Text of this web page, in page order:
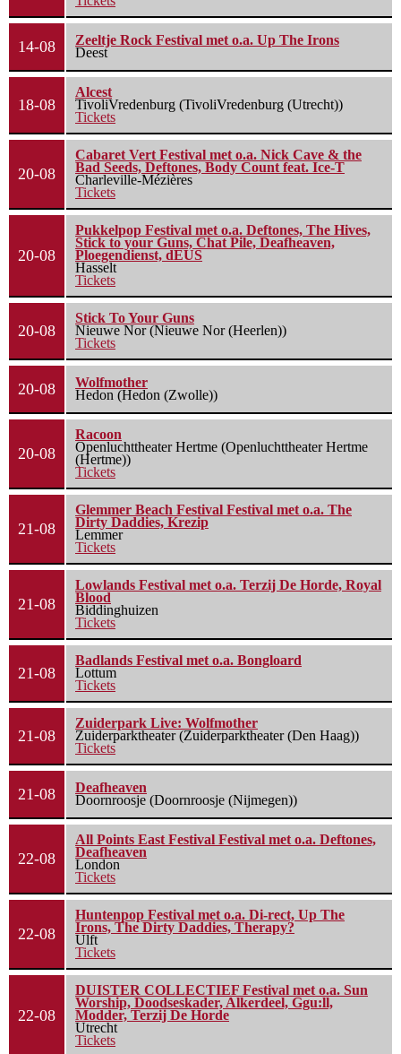
14-08
Zeeltje Rock Festival met o.a. Up The Irons
Deest
18-08
Alcest
TivoliVredenburg (TivoliVredenburg (Utrecht))
Tickets
20-08
Cabaret Vert Festival met o.a. Nick Cave & the
Bad Seeds, Deftones, Body Count feat. Ice-T
Charleville-Mézières
Tickets
20-08
Pukkelpop Festival met o.a. Deftones, The Hives,
Stick to your Guns, Chat Pile, Deafheaven,
Ploegendienst, dEUS
Hasselt
Tickets
20-08
Stick To Your Guns
Nieuwe Nor (Nieuwe Nor (Heerlen))
Tickets
20-08
Wolfmother
Hedon (Hedon (Zwolle))
20-08
Racoon
Openluchttheater Hertme (Openluchttheater Hertme
(Hertme))
Tickets
21-08
Glemmer Beach Festival Festival met o.a. The
Dirty Daddies, Krezip
Lemmer
Tickets
21-08
Lowlands Festival met o.a. Terzij De Horde, Royal
Blood
Biddinghuizen
Tickets
21-08
Badlands Festival met o.a. Bongloard
Lottum
Tickets
21-08
Zuiderpark Live: Wolfmother
Zuiderparktheater (Zuiderparktheater (Den Haag))
Tickets
21-08
Deafheaven
Doornroosje (Doornroosje (Nijmegen))
22-08
All Points East Festival Festival met o.a. Deftones,
Deafheaven
London
Tickets
22-08
Huntenpop Festival met o.a. Di-rect, Up The
Irons, The Dirty Daddies, Therapy?
Ulft
Tickets
22-08
DUISTER COLLECTIEF Festival met o.a. Sun
Worship, Doodseskader, Alkerdeel, Ggu:ll,
Modder, Terzij De Horde
Utrecht
Tickets